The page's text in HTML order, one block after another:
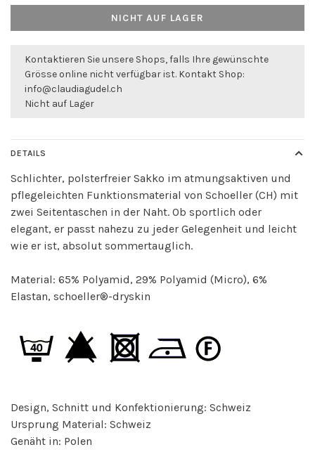
NICHT AUF LAGER
Kontaktieren Sie unsere Shops, falls Ihre gewünschte
Grösse online nicht verfügbar ist. Kontakt Shop:
info@claudiagudel.ch
Nicht auf Lager
DETAILS
Schlichter, polsterfreier Sakko im atmungsaktiven und
pflegeleichten Funktionsmaterial von Schoeller (CH) mit
zwei Seitentaschen in der Naht. Ob sportlich oder
elegant, er passt nahezu zu jeder Gelegenheit und leicht
wie er ist, absolut sommertauglich.
Material: 65% Polyamid, 29% Polyamid (Micro), 6%
Elastan, schoeller®-dryskin
Design, Schnitt und Konfektionierung: Schweiz
Ursprung Material: Schweiz
Genäht in: Polen